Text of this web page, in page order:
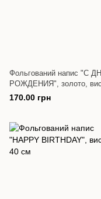
Фольгований напис "С
РОЖДЕНИЯ", золото,
40 см
170.00 грн